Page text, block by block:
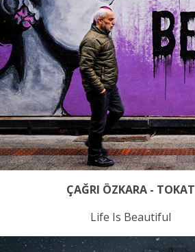
ÇAĞRI ÖZKARA - TOKAT
Life Is Beautiful